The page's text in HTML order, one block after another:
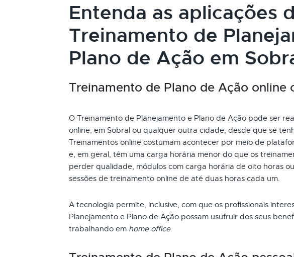
Entenda as aplicações
Treinamento de
Plano de Ação em
Treinamento de Plano de Ação online
O Treinamento de Planejamento e Plano de Ação pode ser
online, em Sobral ou qualquer outra cidade, desde que se
Treinamentos online costumam acontecer por meio de
e, em geral, têm uma carga horária menor do que os
perder qualidade, módulos com carga horária de oito horas
sessões de treinamento online de até duas horas cada um.
A tecnologia permite, inclusive, com que os profissionais
Planejamento e Plano de Ação possam usufruir dos seus
trabalhando em home office.